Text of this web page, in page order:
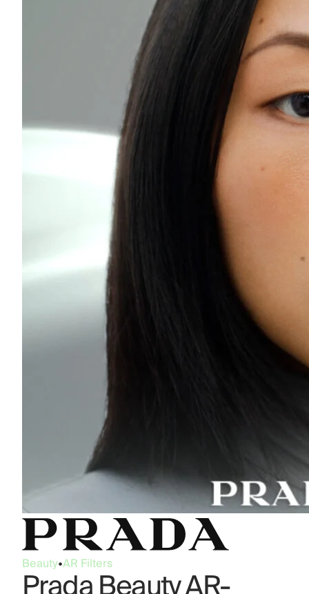
Beauty•AR Filters